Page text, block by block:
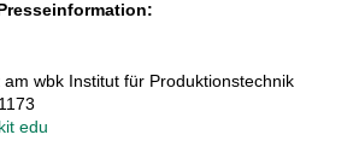
wbk Institut für Produktionstechnik
edu